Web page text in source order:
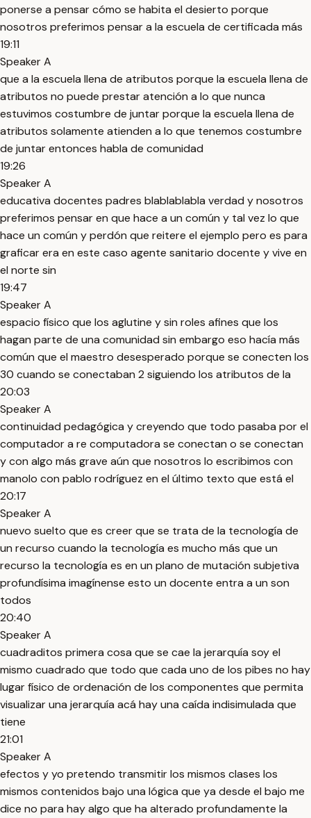
ponerse a pensar cómo se habita el desierto porque
nosotros preferimos pensar a la escuela de certificada más
19:11
Speaker A
que a la escuela llena de atributos porque la escuela llena de
atributos no puede prestar atención a lo que nunca
estuvimos costumbre de juntar porque la escuela llena de
atributos solamente atienden a lo que tenemos costumbre
de juntar entonces habla de comunidad
19:26
Speaker A
educativa docentes padres blablablabla verdad y nosotros
preferimos pensar en que hace a un común y tal vez lo que
hace un común y perdón que reitere el ejemplo pero es para
graficar era en este caso agente sanitario docente y vive en
el norte sin
19:47
Speaker A
espacio físico que los aglutine y sin roles afines que los
hagan parte de una comunidad sin embargo eso hacía más
común que el maestro desesperado porque se conecten los
30 cuando se conectaban 2 siguiendo los atributos de la
20:03
Speaker A
continuidad pedagógica y creyendo que todo pasaba por el
computador a re computadora se conectan o se conectan
y con algo más grave aún que nosotros lo escribimos con
manolo con pablo rodríguez en el último texto que está el
20:17
Speaker A
nuevo suelto que es creer que se trata de la tecnología de
un recurso cuando la tecnología es mucho más que un
recurso la tecnología es en un plano de mutación subjetiva
profundísima imagínense esto un docente entra a un son
todos
20:40
Speaker A
cuadraditos primera cosa que se cae la jerarquía soy el
mismo cuadrado que todo que cada uno de los pibes no hay
lugar físico de ordenación de los componentes que permita
visualizar una jerarquía acá hay una caída indisimulada que
tiene
21:01
Speaker A
efectos y yo pretendo transmitir los mismos clases los
mismos contenidos bajo una lógica que ya desde el bajo me
dice no para hay algo que ha alterado profundamente la